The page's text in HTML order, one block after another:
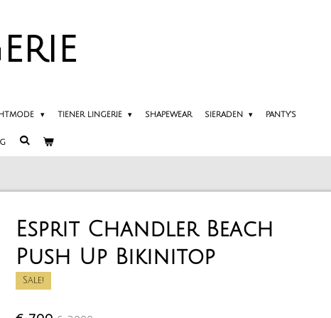
TIENER LINGERIE SHAPEWEAR SIERADEN PANTY'S
Esprit Chandler Beach
Push Up Bikinitop
Sale!